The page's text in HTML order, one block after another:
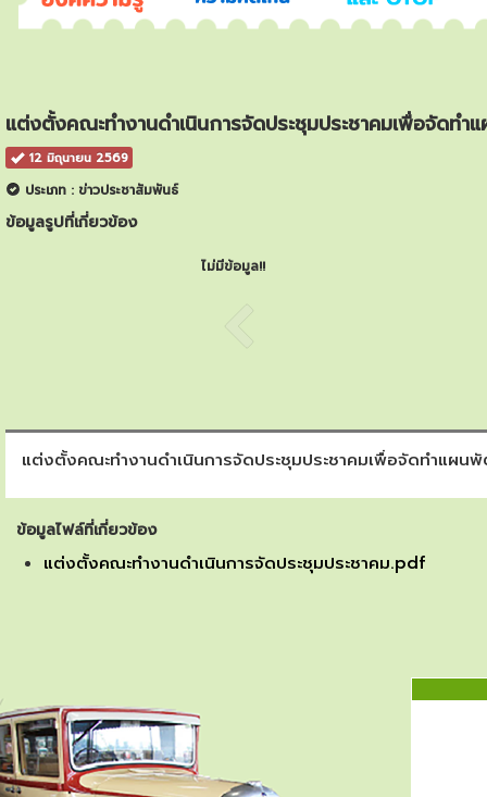
แต่งตั้งคณะทำงานดำเนินการจัดประชุมประชาคมเพื่อจัดท
12 มิถุนายน 2569
ประเภท : ข่าวประชาสัมพันธ์
ข้อมูลรูปที่เกี่ยวข้อง
ไม่มีข้อมูล!!
แต่งตั้งคณะทำงานดำเนินการจัดประชุมประชาคมเพื่อจัดทำแผ
ข้อมูลไฟล์ที่เกี่ยวข้อง
แต่งตั้งคณะทำงานดำเนินการจัดประชุมประชาคม.pdf